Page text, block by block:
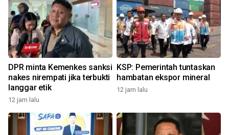
DPR minta Kemenkes sanksi
nakes nirempati jika terbukti
langgar etik
12 jam lalu
KSP: Pemerintah tuntaskan
hambatan ekspor mineral
12 jam lalu